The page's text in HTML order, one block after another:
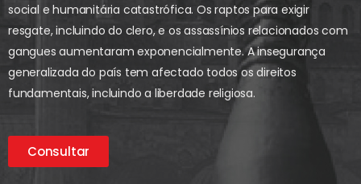
social e humanitária catastrófica. Os raptos para exigir
resgate, incluindo do clero, e os assassínios relacionados com
gangues aumentaram exponencialmente. A insegurança
generalizada do país tem afectado todos os direitos
fundamentais, incluindo a liberdade religiosa.
Consultar